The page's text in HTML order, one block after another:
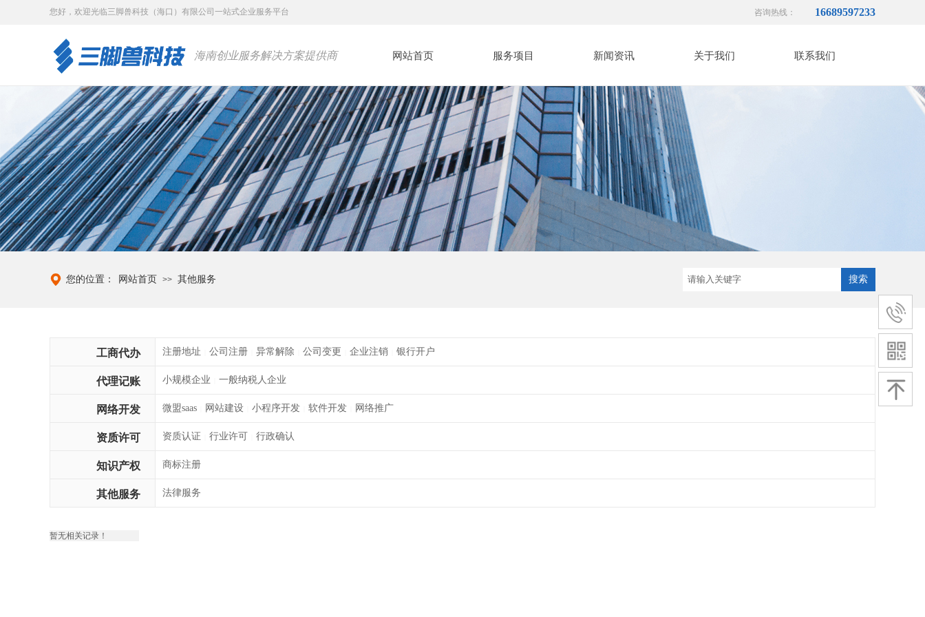
海南创业服务解决方案提供商 网站首页 服务项目 新闻资讯 关于我们 联系我们
咨询热线： 16689597233
您好， 欢迎光临三脚兽科技（海口）有限公司一站式企业服务平台
网站首页 >> 其他服务 搜索
您的位置：
工商代办 注册地址 公司注册 异常解除 公司变更 企业注销 银行开户
代理记账 小规模企业 一般纳税人企业
网络开发 微盟saas 网站建设 小程序开发 软件开发 网络推广
资质许可 资质认证 行业许可 行政确认
知识产权 商标注册
其他服务 法律服务
暂无相关记录！